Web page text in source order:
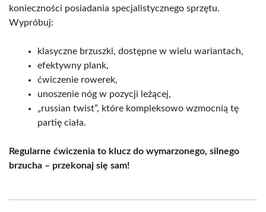
konieczności posiadania specjalistycznego sprzętu.
Wypróbuj:
klasyczne brzuszki, dostępne w wielu wariantach,
efektywny plank,
ćwiczenie rowerek,
unoszenie nóg w pozycji leżącej,
„russian twist”, które kompleksowo wzmocnią tę
partię ciała.
Regularne ćwiczenia to klucz do wymarzonego, silnego
brzucha – przekonaj się sam!